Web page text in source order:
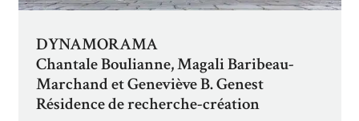
DYNAMORAMA
Chantale Boulianne, Magali Baribeau-
Marchand et Geneviève B. Genest
Résidence de recherche-création